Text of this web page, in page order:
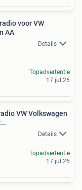
voor VW
AA
Details
Topadvertentie
17 jul 26
VW Volkswagen
Details
Topadvertentie
17 jul 26